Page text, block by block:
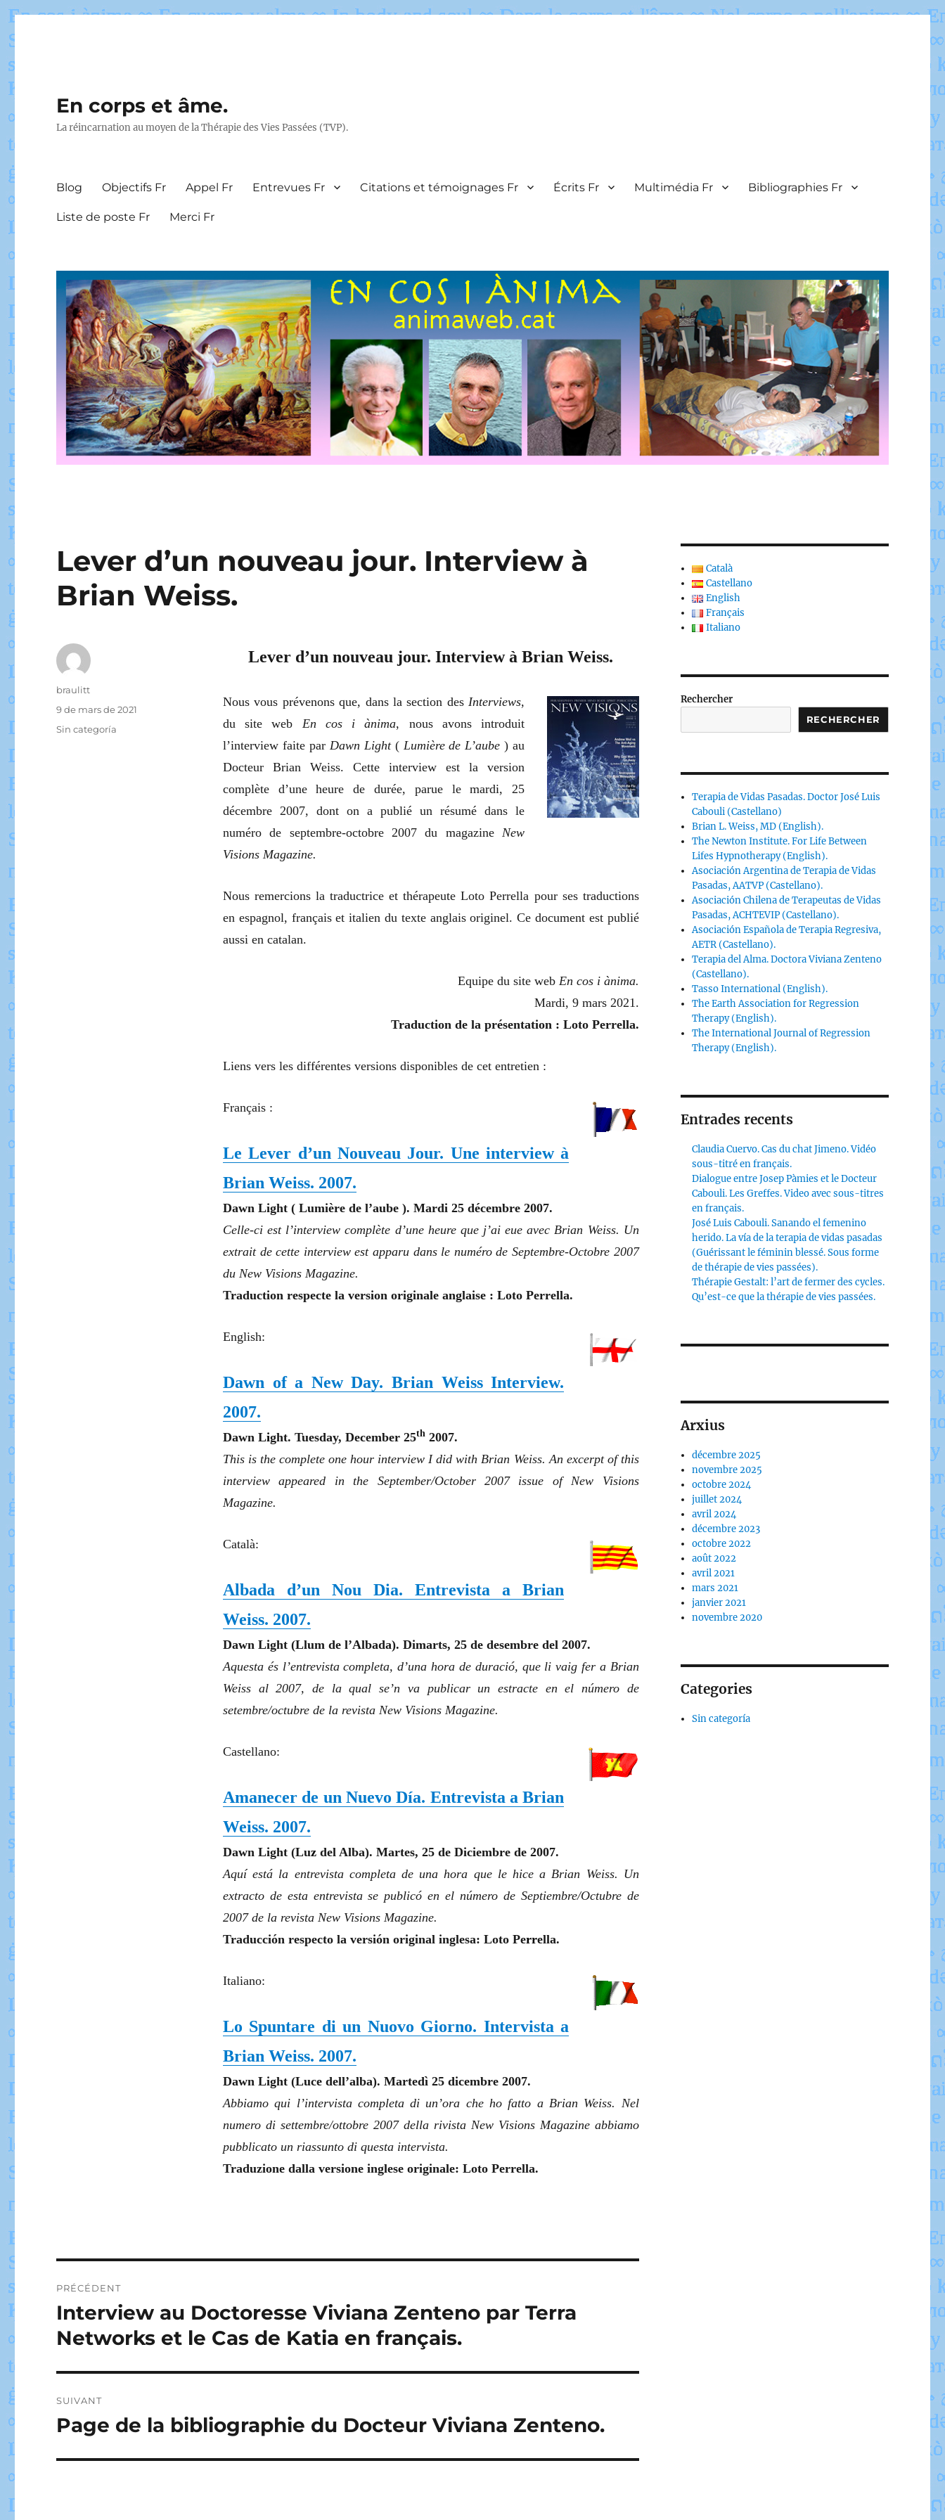
En corps et âme.
La réincarnation au moyen de la Thérapie des Vies Passées (TVP).
Blog Objectifs Fr Appel Fr Entrevues Fr Citations et témoignages Fr Écrits Fr Multimédia Fr Bibliographies Fr
Liste de poste Fr Merci Fr
Lever d’un nouveau jour. Interview à
Brian Weiss.
Lever d’un nouveau jour. Interview à Brian Weiss.
Nous vous prévenons que, dans la section desInterviews,
du site web En cos i ànima, nous avons introduit
l’interview faite par Dawn Light( Lumière de L’aube ) au
Docteur Brian Weiss. Cette interview est la version
complète d’une heure de durée, parue le mardi, 25
décembre 2007, dont on a publié un résumé dans le
numéro de septembre-octobre 2007 du magazineNew
Visions Magazine.
Nous remercions la traductrice et thérapeute Loto Perrella pour ses traductions
en espagnol, français et italien du texte anglais originel. Ce document est publié
aussi en catalan.
Equipe du site web En cos i ànima.
Mardi, 9 mars 2021.
Traduction de la présentation : Loto Perrella.
Liens vers les différentes versions disponibles de cet entretien :
Français :
Le Lever d’un Nouveau Jour. Une interview à
Brian Weiss. 2007.
Dawn Light ( Lumière de l’aube ). Mardi 25 décembre 2007.
Celle-ci est l’interview complète d’une heure que j’ai eue avec Brian Weiss. Un
extrait de cette interview est apparu dans le numéro de Septembre-Octobre 2007
du New Visions Magazine.
Traduction respecte la version originale anglaise : Loto Perrella.
English:
Dawn of a New Day. Brian Weiss Interview.
2007.
Dawn Light. Tuesday, December 25th2007.
This is the complete one hour interview I did with Brian Weiss. An excerpt of this
interview appeared in the September/October 2007 issue of New Visions
Magazine.
Català:
Albada d’un Nou Dia. Entrevista a Brian
Weiss. 2007.
Dawn Light(Llum de l’Albada). Dimarts, 25 de desembre del 2007.
Aquesta és l’entrevista completa, d’una hora de duració, que li vaig fer a Brian
Weiss al 2007, de la qual se’n va publicar un estracte en el número de
setembre/octubre de la revista New Visions Magazine.
Castellano:
Amanecer de un Nuevo Día. Entrevista a Brian
Weiss. 2007.
Dawn Light(Luzdel Alba). Martes, 25 de Diciembre de 2007.
Aquí está la entrevista completa de una hora que le hice a Brian Weiss. Un
extracto de esta entrevista se publicó en el número de Septiembre/Octubre de
2007 de la revista New Visions Magazine.
Traducción respecto la versión original inglesa: Loto Perrella.
Italiano:
Lo Spuntare di un Nuovo Giorno. Intervista a
Brian Weiss. 2007.
Dawn Light (Luce dell’alba). Martedì 25 dicembre 2007.
Abbiamo qui l’intervista completa di un’ora che ho fatto a Brian Weiss. Nel
numero di settembre/ottobre 2007 della rivista New Visions Magazineabbiamo
pubblicato un riassunto di questa intervista.
Traduzione dalla versione inglese originale: Loto Perrella.
Auteur
braulitt
Publié
le
9 de mars de 2021
Catégories
Sin categoría
de
l’article
PRÉCÉDENT
Publication
précédente :
Interview au Doctoresse Viviana Zenteno par Terra
Networks et le Cas de Katia en français.
SUIVANT
Publication
Page de la bibliographie du Docteur Viviana Zenteno.
Català
Castellano
English
Français
Italiano
Rechercher
RECHERCHER
Terapia de Vidas Pasadas. Doctor José Luis
Cabouli (Castellano)
Brian L. Weiss, MD (English).
The Newton Institute. For Life Between
Lifes Hypnotherapy (English).
Asociación Argentina de Terapia de Vidas
Pasadas, AATVP (Castellano).
Asociación Chilena de Terapeutas de Vidas
Pasadas, ACHTEVIP (Castellano).
Asociación Española de Terapia Regresiva,
AETR (Castellano).
Terapia del Alma. Doctora Viviana Zenteno
(Castellano).
Tasso International (English).
The Earth Association for Regression
Therapy (English).
The International Journal of Regression
Therapy (English).
Entrades recents
Claudia Cuervo. Cas du chat Jimeno. Vidéo
sous-titré en français.
Dialogue entre Josep Pàmies et le Docteur
Cabouli. Les Greffes. Video avec sous-titres
en français.
José Luis Cabouli. Sanando el femenino
herido. La vía de la terapia de vidas pasadas
(Guérissant le féminin blessé. Sous forme
de thérapie de vies passées).
Thérapie Gestalt: l’art de fermer des cycles.
Qu’est-ce que la thérapie de vies passées.
Arxius
décembre 2025
novembre 2025
octobre 2024
juillet 2024
avril 2024
décembre 2023
octobre 2022
août 2022
avril 2021
mars 2021
janvier 2021
novembre 2020
Categories
Sin categoría